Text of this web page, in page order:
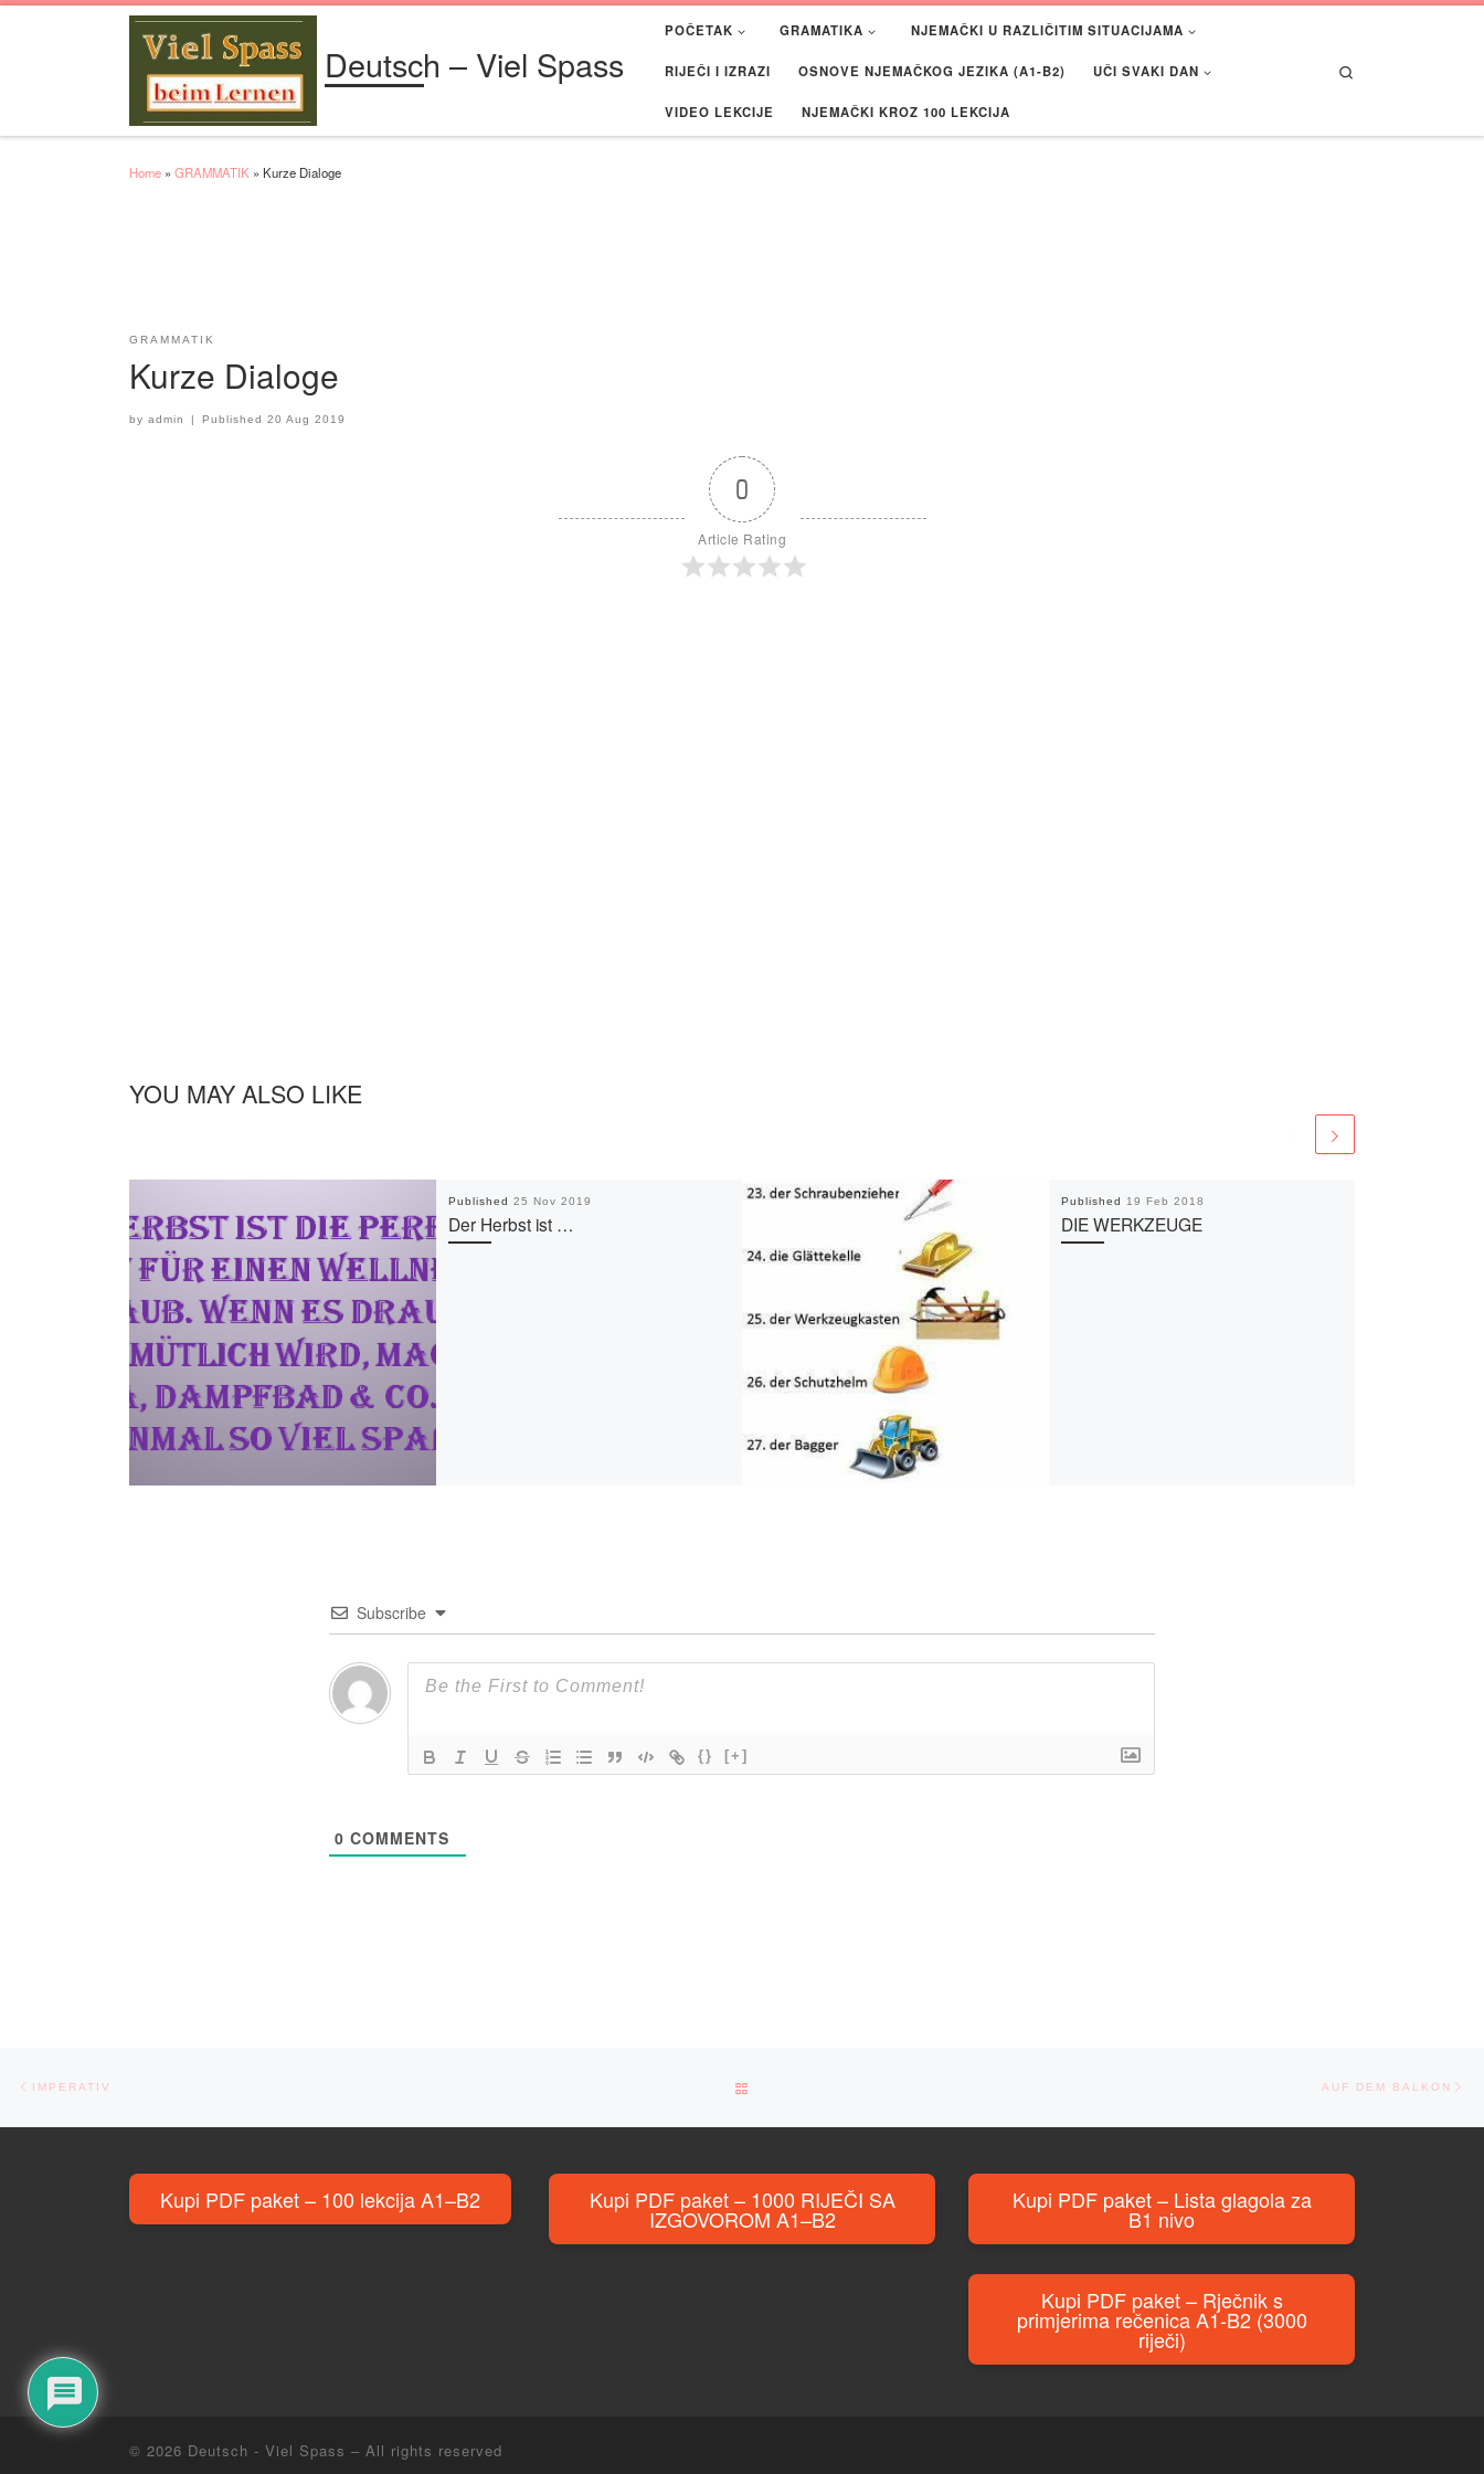
Deutsch – Viel Spass
POČETAK GRAMATIKA NJEMAČKI U RAZLIČITIM SITUACIJAMA
RIJEČI I IZRAZI OSNOVE NJEMAČKOG JEZIKA (A1-B2) UČI SVAKI DAN
VIDEO LEKCIJE NJEMAČKI KROZ 100 LEKCIJA
Home » GRAMMATIK » Kurze Dialoge
GRAMMATIK
Kurze Dialoge
by admin | Published20 Aug 2019
0
Article Rating
YOU MAY ALSO LIKE
Published 25 Nov 2019
Der Herbst ist …
Published 19 Feb 2018
DIE WERKZEUGE
Subscribe
{} [+]
0 COMMENTS
Post navigation
IMPERATIV AUF DEM BALKON
Kupi PDF paket – 100 lekcija A1–B2 Kupi PDF paket – 1000 RIJEČI SA
IZGOVOROM A1–B2
Kupi PDF paket – Lista glagola za
B1 nivo
Kupi PDF paket – Rječnik s
primjerima rečenica A1-B2 (3000
riječi)
© 2026 Deutsch - Viel Spass – All rights reserved